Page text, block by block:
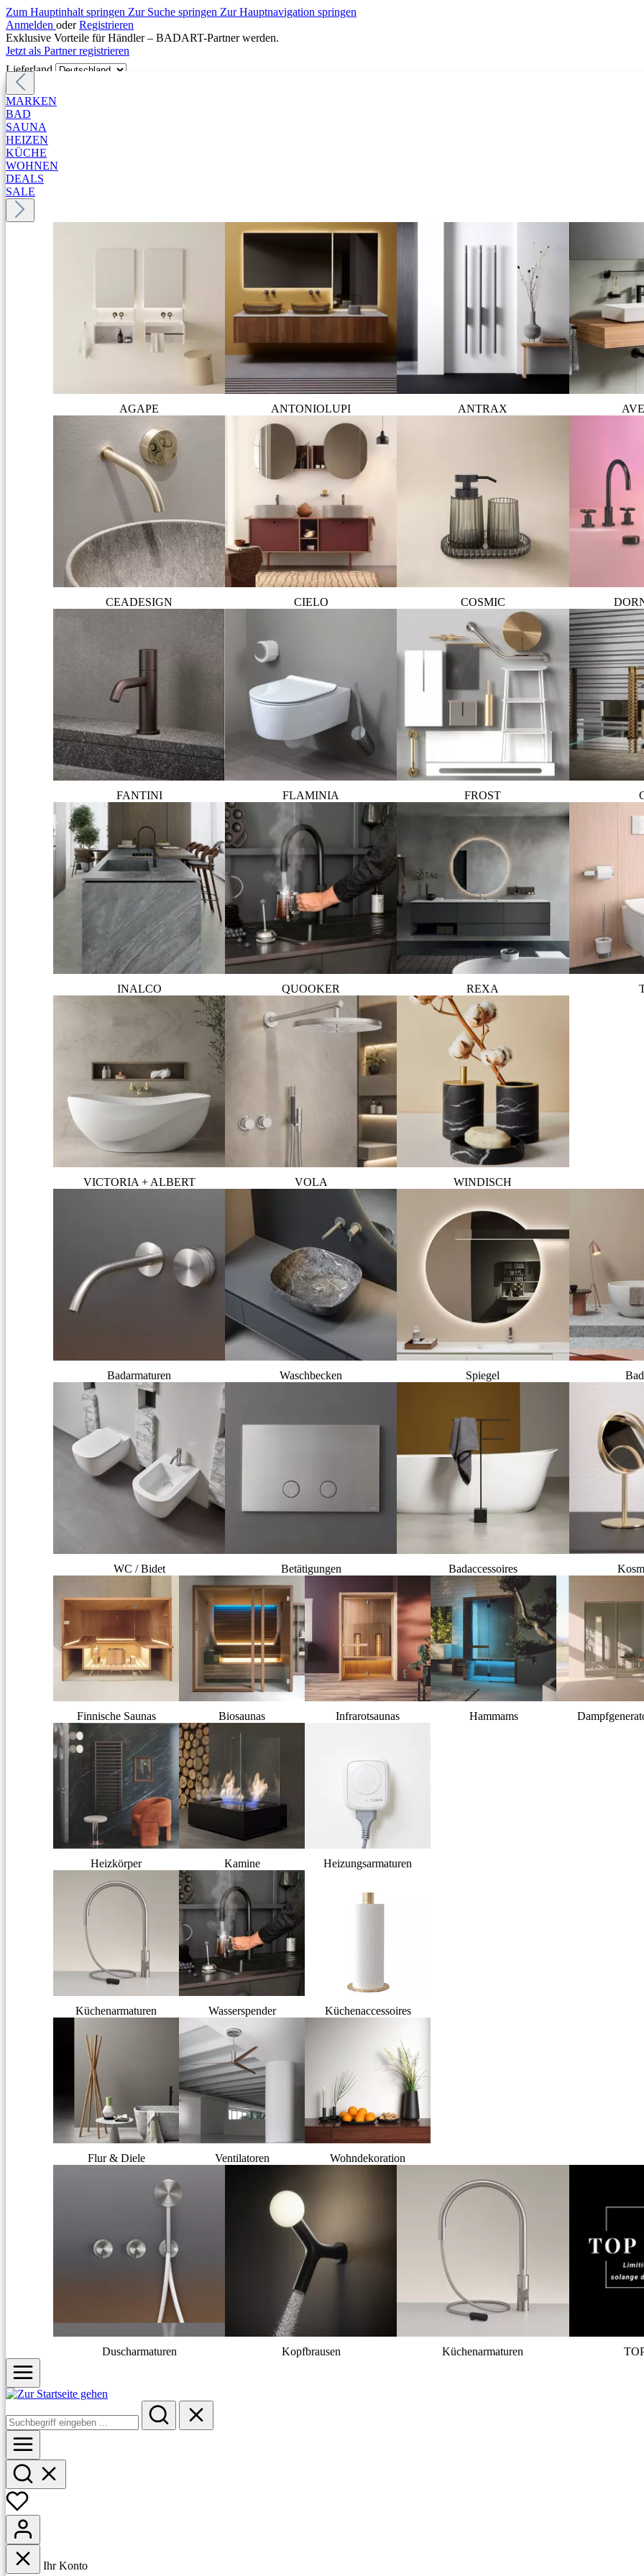
Zum Hauptinhalt springen Zur Suche springen Zur Hauptnavigation springen
Anmelden oder Registrieren
Exklusive Vorteile für Händler – BADART-Partner werden.
Jetzt als Partner registrieren
Lieferland
MARKEN
BAD
SAUNA
HEIZEN
KÜCHE
WOHNEN
DEALS
SALE
AGAPE ANTONIOLUPI ANTRAX
CEADESIGN CIELO COSMIC
FANTINI FLAMINIA FROST
INALCO QUOOKER REXA
VICTORIA + ALBERT VOLA WINDISCH
Badarmaturen Waschbecken Spiegel
WC / Bidet Betätigungen Badaccessoires
Finnische Saunas Biosaunas Infrarotsaunas Hammams
Heizkörper Kamine Heizungsarmaturen
Küchenarmaturen Wasserspender Küchenaccessoires
Flur & Diele Ventilatoren Wohndekoration
Duscharmaturen Kopfbrausen Küchenarmaturen
Ihr Konto